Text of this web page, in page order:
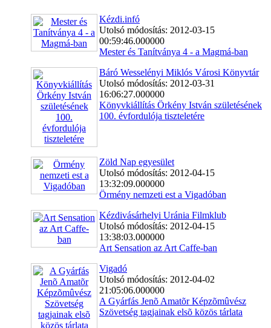
Kézdi.infó
Utolsó módosítás: 2012-03-15
00:59:46.000000
Mester és Tanítványa 4 - a Magmá-ban
Báró Wesselényi Miklós Városi Könyvtár
Utolsó módosítás: 2012-03-31
16:06:27.000000
Könyvkiállítás Örkény István születésének
100. évfordulója tiszteletére
Zöld Nap egyesület
Utolsó módosítás: 2012-04-15
13:32:09.000000
Örmény nemzeti est a Vigadóban
Kézdivásárhelyi Uránia Filmklub
Utolsó módosítás: 2012-04-15
13:38:03.000000
Art Sensation az Art Caffe-ban
Vigadó
Utolsó módosítás: 2012-04-02
21:05:06.000000
A Gyárfás Jenõ Amatõr Képzõmûvész
Szövetség tagjainak elsõ közös tárlata